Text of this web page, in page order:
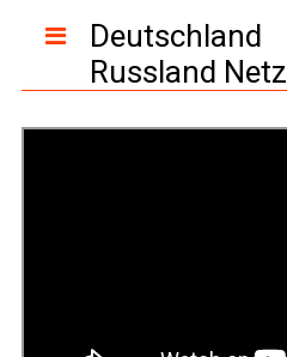
Deutschland
Russland Netz